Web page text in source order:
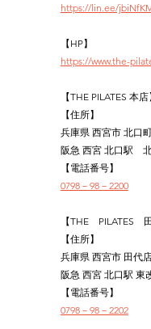
https://lin.ee/
【HP】
https://www.the-
【THE PILATES 本店
【住所】
兵庫県 西宮市 北口
阪急 西宮 北口駅　
【電話番号】
0798－98－2200
【THE　PILATES　
【住所】
兵庫県 西宮市 田代
阪急 西宮 北口駅 東
【電話番号】
0798－98－2202